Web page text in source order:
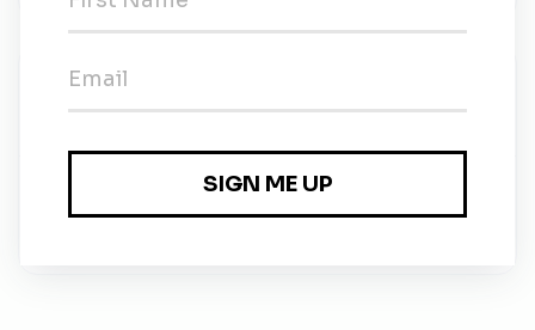
Share this job